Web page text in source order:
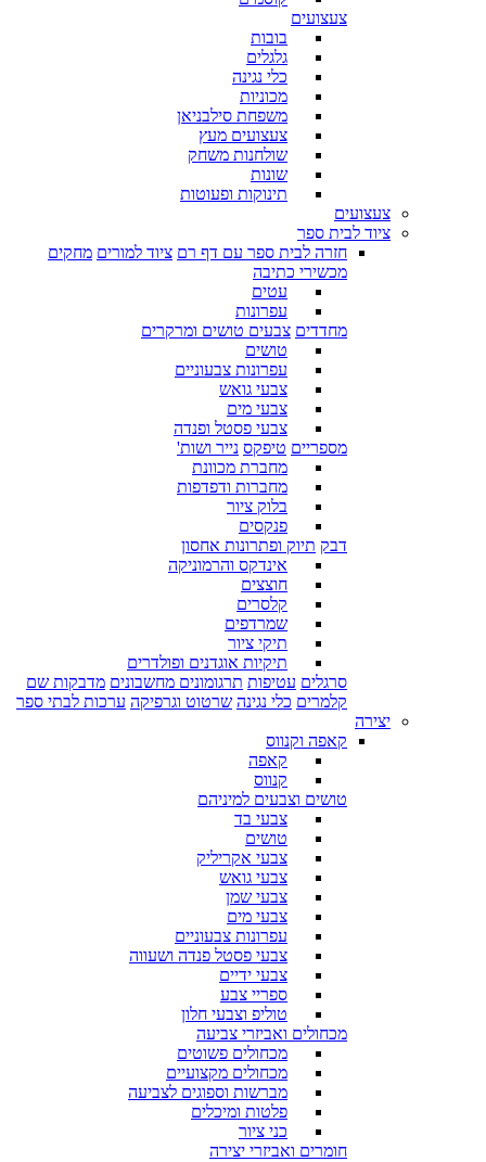
צעצועים
בובות
גלגלים
כלי נגינה
מכוניות
משפחת סילבניאן
צעצועים מעץ
שולחנות משחק
שונות
תינוקות ופעוטות
צעצועים
ציוד לבית ספר
חזרה לבית ספר עם דף רם ציוד למורים מחקים
מכשירי כתיבה
עטים
עפרונות
מחדדים צבעים טושים ומרקרים
טושים
עפרונות צבעוניים
צבעי גואש
צבעי מים
צבעי פסטל ופנדה
מספריים טיפקס נייר ושות'
מחברת מכוונת
מחברות ודפדפות
בלוק ציור
פנקסים
דבק תיוק ופתרונות אחסון
אינדקס והרמוניקה
חוצצים
קלסרים
שמרדפים
תיקי ציור
תיקיות אוגדנים ופולדרים
סרגלים עטיפות תרגומונים מחשבונים מדבקות שם
קלמרים כלי נגינה שרטוט וגרפיקה ערכות לבתי ספר
יצירה
קאפה וקנווס
קאפה
קנווס
טושים וצבעים למיניהם
צבעי בד
טושים
צבעי אקריליק
צבעי גואש
צבעי שמן
צבעי מים
עפרונות צבעוניים
צבעי פסטל פנדה ושעווה
צבעי ידיים
ספריי צבע
טוליפ וצבעי חלון
מכחולים ואביזרי צביעה
מכחולים פשוטים
מכחולים מקצועיים
מברשות וספוגים לצביעה
פלטות ומיכלים
כני ציור
חומרים ואביזרי יצירה